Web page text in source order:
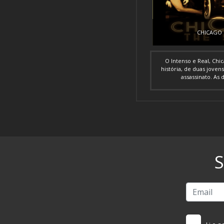
CHICAGO
O Intenso e Real,
história, de duas
assassinato. As